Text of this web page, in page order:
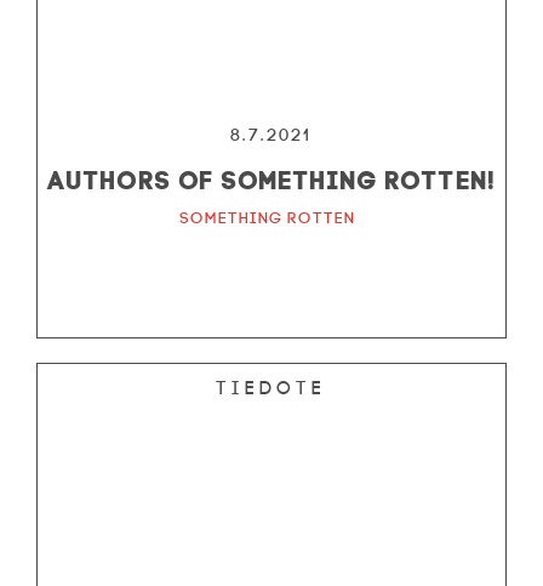
8.7.2021
Authors of Something Rotten!
Something Rotten
Tiedote